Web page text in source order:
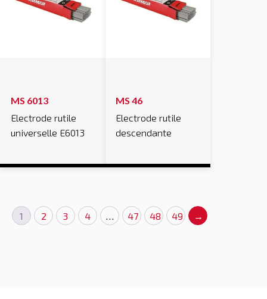
MS 6013
Electrode rutile
universelle E6013
MS 46
Electrode rutile
descendante
1 2 3 4 … 47 48 49 →